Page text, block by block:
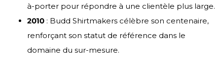
à-porter pour répondre à une clientèle plus large.
2010 : Budd Shirtmakers célèbre son centenaire,
renforçant son statut de référence dans le
domaine du sur-mesure.